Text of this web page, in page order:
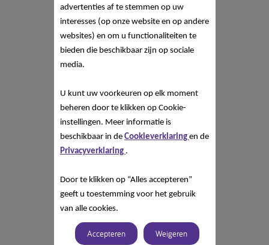
advertenties af te stemmen op uw
interesses (op onze website en op andere
websites) en om u functionaliteiten te
bieden die beschikbaar zijn op sociale
media.
U kunt uw voorkeuren op elk moment
beheren door te klikken op Cookie-
instellingen. Meer informatie is
beschikbaar in de Cookieverklaring en de
Privacyverklaring .
Door te klikken op “Alles accepteren”
geeft u toestemming voor het gebruik
van alle cookies.
Accepteren Weigeren